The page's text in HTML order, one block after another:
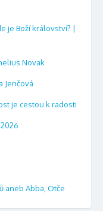
je Boží království? |
Novak
Jenčová
je cestou k radosti
aneb Abba, Otče